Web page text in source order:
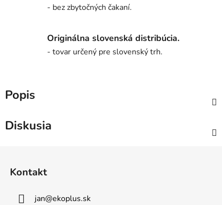
- bez zbytočných čakaní.
Originálna slovenská distribúcia.
- tovar určený pre slovenský trh.
Popis
Diskusia
Kontakt
jan@ekoplus.sk